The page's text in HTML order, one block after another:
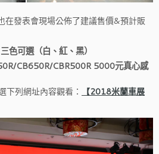
在發表會現場公佈了建議售價&預計販
可選（白、紅、黑）
CB650R/CBR500R 5000元真心感
下列網址內容觀看：
【2018米蘭車展